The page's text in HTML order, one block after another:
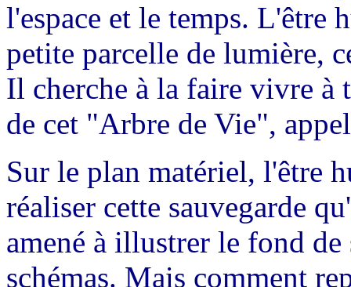
l'espace et le temps. L'être
petite parcelle de lumière,
Il cherche à la faire vivre à
de cet "Arbre de Vie",
Sur le plan matériel, l'être
réaliser cette sauvegarde
amené à illustrer le fond de
schémas. Mais comment